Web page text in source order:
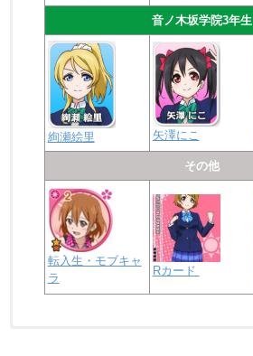
音ノ木坂学院3年生
絢瀬絵里 矢澤にこ
その他
転入生・モブキャ
ラ
Rカード